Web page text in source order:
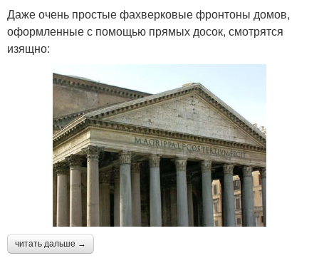
Даже очень простые фахверковые фронтоны домов,
оформленные с помощью прямых досок, смотрятся
изящно:
читать дальше →